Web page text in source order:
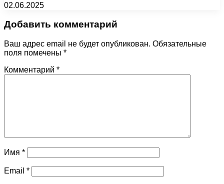
02.06.2025
Добавить комментарий
Ваш адрес email не будет опубликован. Обязательные
поля помечены *
Комментарий *
Имя *
Email *